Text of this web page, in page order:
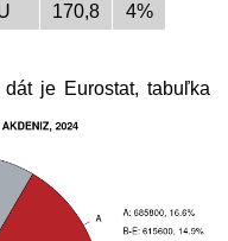
170,8
4%
je Eurostat, tabuľka